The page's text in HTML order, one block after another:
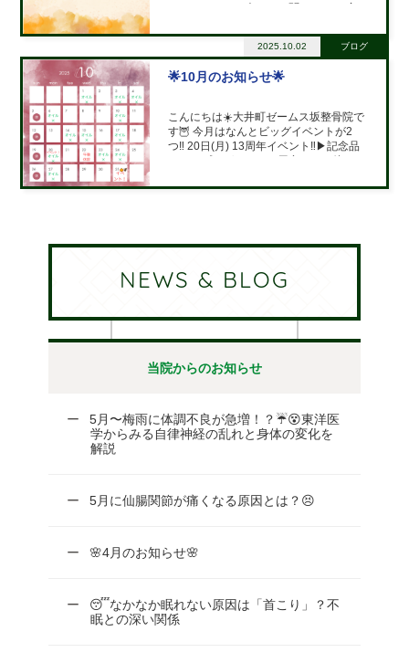
体調を崩す人がとても多い時期なんです
🍂 🍂 なぜこの時期に体調不良が増える
2025.10.02 ブログ
🌟10月のお知らせ🌟
こんにちは☀️大井町ゼームス坂整骨院で
す🦉 今月はなんとビッグイベントが2
つ‼️ 20日(月) 13周年イベント‼️▶︎記念品
午後休診▶︎勉強会のため、午後の診療は
NEWS & BLOG
当院からのお知らせ
5月〜梅雨に体調不良が急増！？☔😵東洋医
学からみる自律神経の乱れと身体の変化を
解説
5月に仙腸関節が痛くなる原因とは？😣
🌸4月のお知らせ🌸
😴なかなか眠れない原因は「首こり」？不
眠との深い関係